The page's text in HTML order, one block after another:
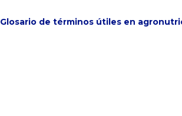
Glosario de términos útiles en